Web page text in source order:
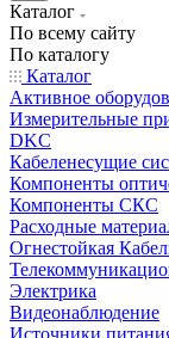
Каталог
По всему сайту
По каталогу
Каталог
Активное
Измерительные
DKC
Кабеленесущие
Компоненты
Компоненты СКС
Расходные
Огнестойкая
Электрика
Видеонаблюдение
Источники